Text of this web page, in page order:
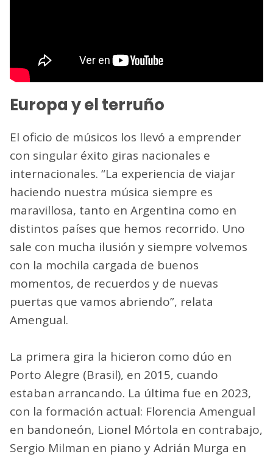
Europa y el terruño
El oficio de músicos los llevó a emprender
con singular éxito giras nacionales e
internacionales. “La experiencia de viajar
haciendo nuestra música siempre es
maravillosa, tanto en Argentina como en
distintos países que hemos recorrido. Uno
sale con mucha ilusión y siempre volvemos
con la mochila cargada de buenos
momentos, de recuerdos y de nuevas
puertas que vamos abriendo”, relata
Amengual.
La primera gira la hicieron como dúo en
Porto Alegre (Brasil), en 2015, cuando
estaban arrancando. La última fue en 2023,
con la formación actual: Florencia Amengual
en bandoneón, Lionel Mórtola en contrabajo,
Sergio Milman en piano y Adrián Murga en